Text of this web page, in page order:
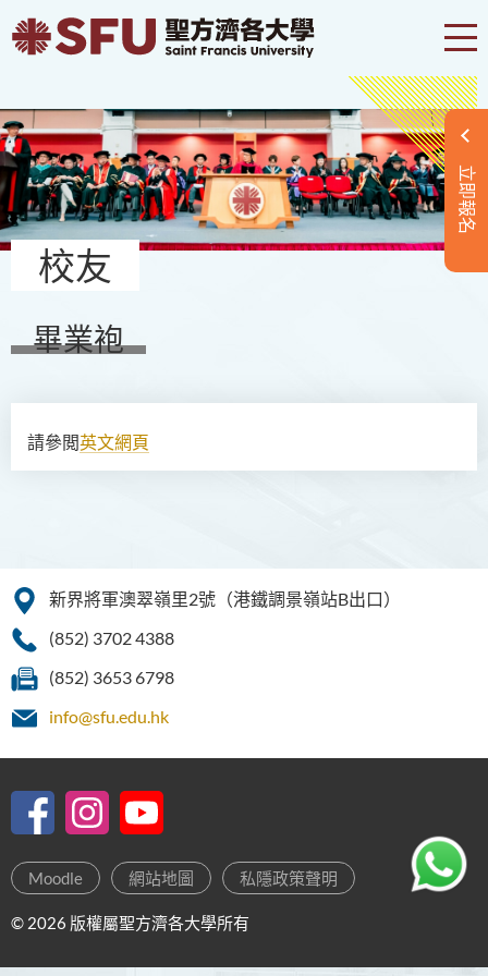
立即報名
校友
畢業袍
請參閲英文網頁
新界將軍澳翠嶺里2號（港鐵調景嶺站B出口）
(852) 3702 4388
(852) 3653 6798
info@sfu.edu.hk
Moodle 網站地圖 私隱政策聲明
© 2026 版權屬聖方濟各大學所有